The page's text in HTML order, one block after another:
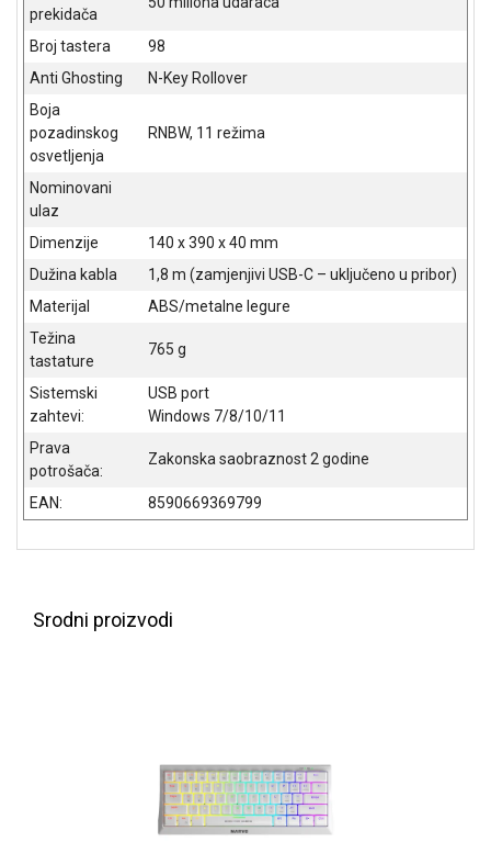
KUĆU
ŠKOLSKI
PRIBOR
BICIKLE
ALAT I
BAŠTA
OUTLET
IGRAČKE
prekidača
Broj tastera
98
Anti Ghosting
N-Key Rollover
Boja
pozadinskog
osvetljenja
RNBW, 11 režima
Nominovani
ulaz
Dimenzije
140 x 390 x 40 mm
Dužina kabla
1,8 m (zamjenjivi USB-C – uključeno u pribor)
Materijal
ABS/metalne legure
Težina
tastature
765 g
Sistemski
zahtevi:
USB port
Windows 7/8/10/11
Prava
potrošača:
Zakonska saobraznost 2 godine
EAN: 8590669369799
Srodni proizvodi